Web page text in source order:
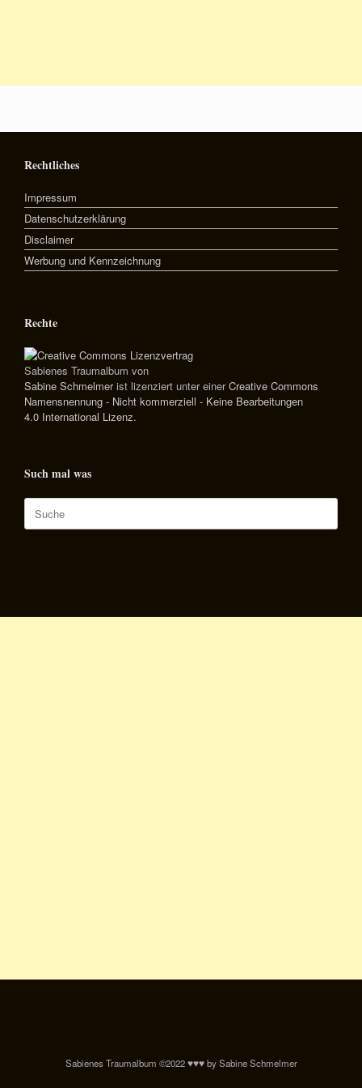
Rechtliches
Impressum
Datenschutzerklärung
Disclaimer
Werbung und Kennzeichnung
Rechte
Sabienes Traumalbum von
Sabine Schmelmerist lizenziert unter einerCreative Commons
Namensnennung - Nicht kommerziell - Keine Bearbeitungen
4.0 International Lizenz.
Such mal was
Suche
nach:
Sabienes Traumalbum ©2022 ♥♥♥ by Sabine Schmelmer